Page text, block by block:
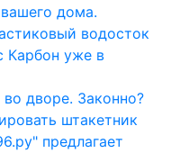
дома.
водосток
Карбон уже в
дворе. Законно?
штакетник
предлагает